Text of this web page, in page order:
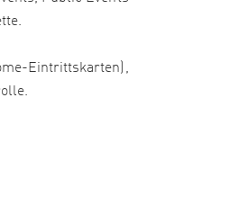
Eintrittskarten),